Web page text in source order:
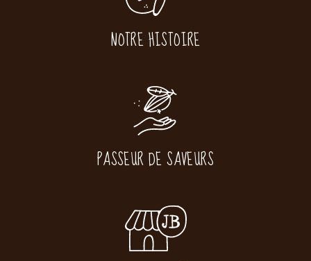
NOTRE HISTOIRE
PASSEUR DE SAVEURS